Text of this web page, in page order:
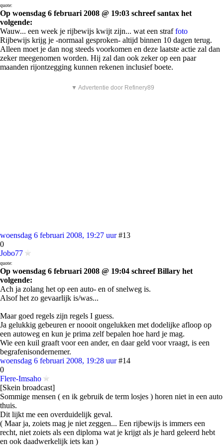
quote:
Op woensdag 6 februari 2008 @ 19:03 schreef santax het
volgende:
Wauw... een week je rijbewijs kwijt zijn... wat een straffoto
Rijbewijs krijg je -normaal gesproken- altijd binnen 10 dagen terug.
Alleen moet je dan nog steeds voorkomen en deze laatste actie zal dan
zeker meegenomen worden. Hij zal dan ook zeker op een paar
maanden rijontzegging kunnen rekenen inclusief boete.
▼ Advertentie door Refinery89
woensdag 6 februari 2008, 19:27 uur #13
0
Jobo77
quote:
Op woensdag 6 februari 2008 @ 19:04 schreef Billary het
volgende:
Ach ja zolang het op een auto- en of snelweg is.
Alsof het zo gevaarlijk is/was...
Maar goed regels zijn regels I guess.
Ja gelukkig gebeuren er noooit ongelukken met dodelijke afloop op
een autoweg en kun je prima zelf bepalen hoe hard je mag.
Wie een kuil graaft voor een ander, en daar geld voor vraagt, is een
begrafenisondernemer.
woensdag 6 februari 2008, 19:28 uur #14
0
Flere-Imsaho
[Skein broadcast]
Sommige mensen ( en ik gebruik de term losjes ) horen niet in een auto
thuis.
Dit lijkt me een overduidelijk geval.
( Maar ja, zoiets mag je niet zeggen... Een rijbewijs is immers een
recht, niet zoiets als een diploma wat je krijgt als je hard geleerd hebt
en ook daadwerkelijk iets kan )